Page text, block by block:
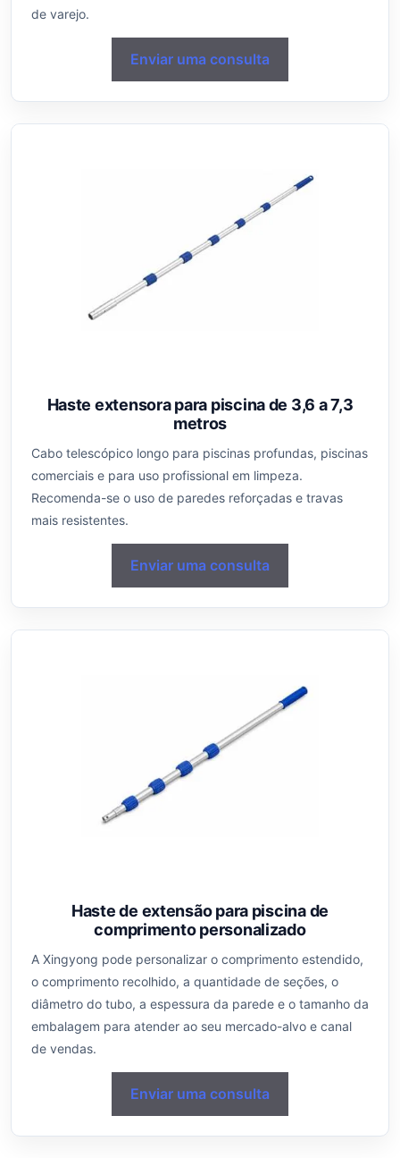
de varejo.
Enviar uma consulta
Haste extensora para piscina de 3,6 a 7,3
metros
Cabo telescópico longo para piscinas profundas, piscinas
comerciais e para uso profissional em limpeza.
Recomenda-se o uso de paredes reforçadas e travas
mais resistentes.
Enviar uma consulta
Haste de extensão para piscina de
comprimento personalizado
A Xingyong pode personalizar o comprimento estendido,
o comprimento recolhido, a quantidade de seções, o
diâmetro do tubo, a espessura da parede e o tamanho da
embalagem para atender ao seu mercado-alvo e canal
de vendas.
Enviar uma consulta